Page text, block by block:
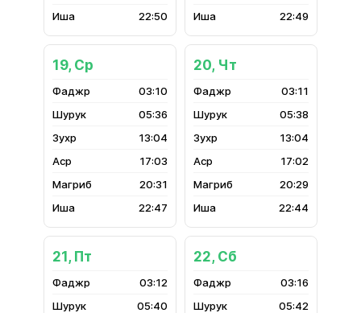
22:50
22:49
19, Ср
03:10
05:36
13:04
17:03
20:31
22:47
20, Чт
03:11
05:38
13:04
17:02
20:29
22:44
21, Пт
03:12
05:40
22, Сб
03:16
05:42